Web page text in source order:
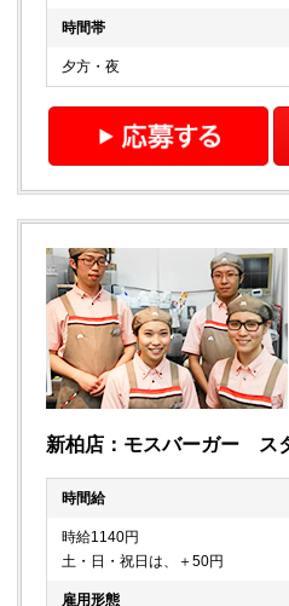
時間帯
夕方・夜
新柏店：モスバーガー ス
時間給
時給1140円
土・日・祝日は、＋50円
雇用形態